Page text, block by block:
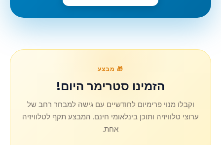
🎁 מבצע
הזמינו סטרימר היום!
וקבלו מנוי פרימיום לחודשיים עם גישה למבחר רחב של
ערוצי טלוויזיה ותוכן בינלאומי חינם. המבצע תקף לטלוויזיה
אחת.